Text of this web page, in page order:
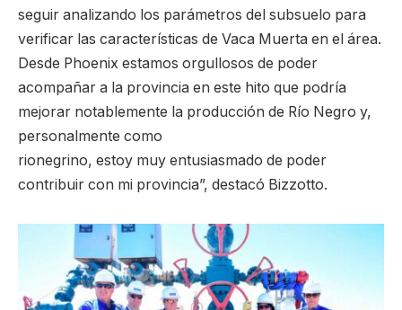
seguir analizando los parámetros del subsuelo para
verificar las características de Vaca Muerta en el área.
Desde Phoenix estamos orgullosos de poder
acompañar a la provincia en este hito que podría
mejorar notablemente la producción de Río Negro y,
personalmente como
rionegrino, estoy muy entusiasmado de poder
contribuir con mi provincia”, destacó Bizzotto.